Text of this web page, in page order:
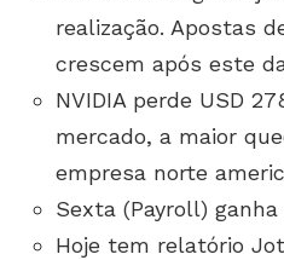
realização. Apostas
crescem após este
NVIDIA perde USD
mercado, a maior
empresa norte
Sexta (Payroll)
Hoje tem relatório